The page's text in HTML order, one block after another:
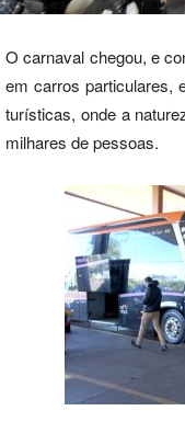
O carnaval chegou, e
em carros particulares,
turísticas, onde a
milhares de pessoas.